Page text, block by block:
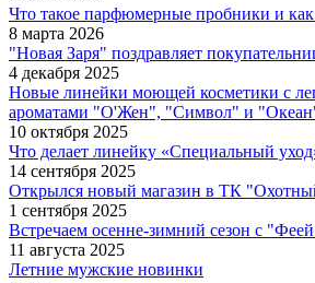
Что такое парфюмерные пробники и
8 марта 2026
"Новая Заря" поздравляет
4 декабря 2025
Новые линейки моющей косметики с
ароматами "О'Жен", "Символ" и
10 октября 2025
Что делает линейку «Специальный
14 сентября 2025
Открылся новый магазин в ТК
1 сентября 2025
Встречаем осенне-зимний сезон с
11 августа 2025
Летние мужские новинки